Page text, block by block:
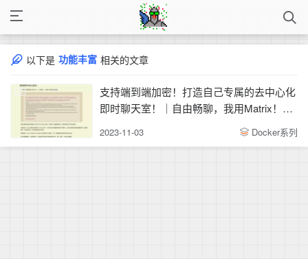
以下是 功能丰富 相关的文章
支持端到端加密！打造自己专属的去中心化
即时聊天室！｜自由畅聊，我用Matrix！匿
2023-11-03 Docker系列